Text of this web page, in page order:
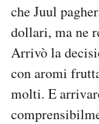
che Juul
dollari, ma ne
Arrivò la
con aromi
molti. E